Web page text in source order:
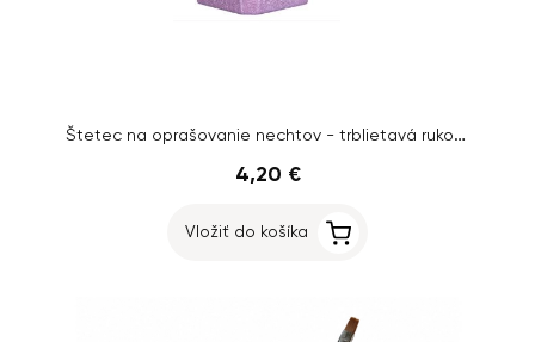
Štetec na oprašovanie nechtov - trblietavá rukoväť
4,20 €
Vložiť do košíka